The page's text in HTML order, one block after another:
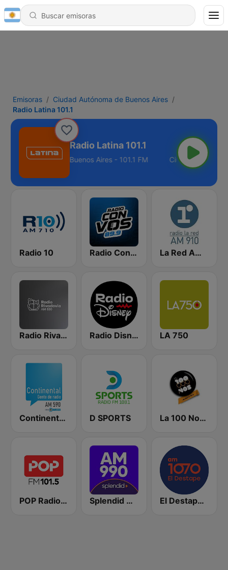
Emisoras
Ciudad Autónoma de Buenos Aires
Radio Latina 101.1
Radio Latina 101.1
Autónoma de Buenos Aires - 101.1 FM
Radio 10 Radio Con Vos 89.9 La Red AM 910
Radio Rivadavia 630 AM Radio Disney Latinoamérica LA 750
Continental 590 AM D SPORTS La 100 Nogoyá
POP Radio 101.5 Splendid AM 990 El Destape Radio